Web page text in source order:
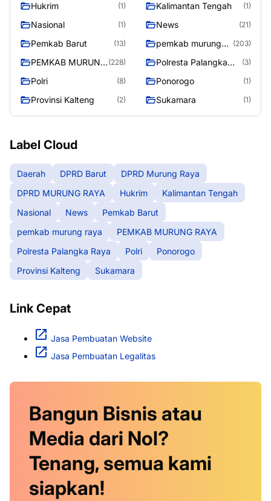
Hukrim (1) Kalimantan Tengah (1)
Nasional (1) News (21)
Pemkab Barut (13)
pemkab murung
(203)
PEMKAB MURUNG (228)
Polresta Palangka
(3)
Polri (8) Ponorogo (1)
Provinsi Kalteng (2) Sukamara (1)
Label Cloud
Daerah DPRD Barut
DPRD Murung Raya
DPRD MURUNG RAYA
Hukrim
Kalimantan Tengah
Nasional
News
Pemkab Barut
pemkab murung raya
PEMKAB MURUNG RAYA
Polresta Palangka Raya
Polri
Ponorogo
Provinsi Kalteng
Sukamara
Link Cepat
Jasa Pembuatan Website
Jasa Pembuatan Legalitas
Bangun Bisnis atau
Media dari Nol?
Tenang, semua kami
siapkan!